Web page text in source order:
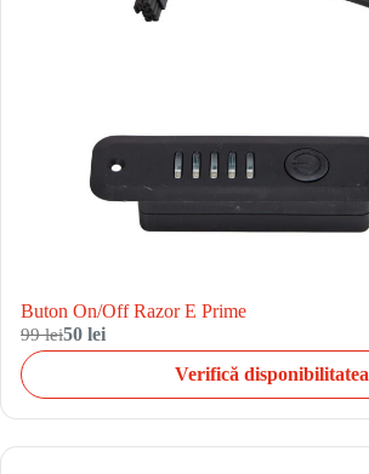
Buton On/Off Razor E Prime
99 lei50 lei
Verifică disponibilitatea